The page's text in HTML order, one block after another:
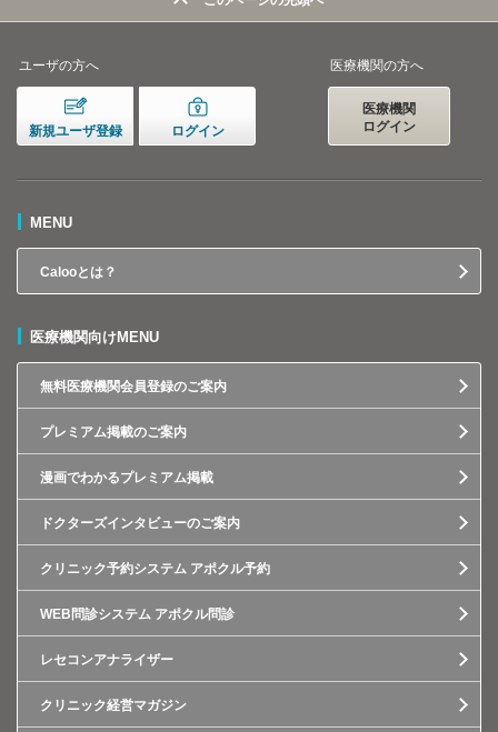
ユーザの方へ
新規ユーザ登録 ログイン
医療機関の方へ
医療機関
ログイン
MENU
Calooとは？
医療機関向けMENU
無料医療機関会員登録のご案内
プレミアム掲載のご案内
漫画でわかるプレミアム掲載
ドクターズインタビューのご案内
クリニック予約システム アポクル予約
WEB問診システム アポクル問診
レセコンアナライザー
クリニック経営マガジン